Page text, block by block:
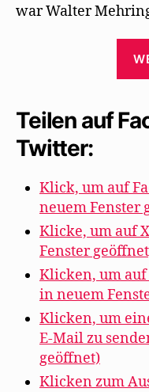
war Walter
Teilen auf
Twitter:
Klick, um auf
neuem Fenster
Klicke, um auf
Fenster
Klicken, um
in neuem
Klicken, um
E-Mail zu
geöffnet)
Klicken zum